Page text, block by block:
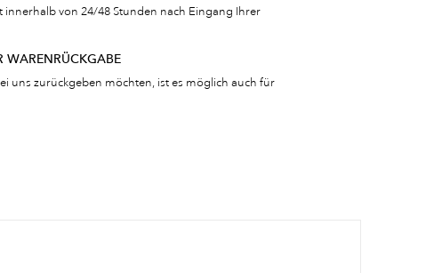
innerhalb von 24/48 Stunden nach Eingang Ihrer
WARENRÜCKGABE
uns zurückgeben möchten, ist es möglich auch für